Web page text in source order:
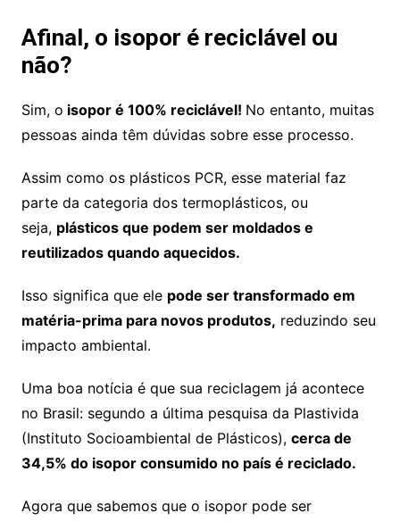
Afinal, o isopor é reciclável ou
não?
Sim, o isopor é 100% reciclável! No entanto, muitas
pessoas ainda têm dúvidas sobre esse processo.
Assim como os plásticos PCR, esse material faz
parte da categoria dos termoplásticos, ou
seja, plásticos que podem ser moldados e
reutilizados quando aquecidos.
Isso significa que ele pode ser transformado em
matéria-prima para novos produtos, reduzindo seu
impacto ambiental.
Uma boa notícia é que sua reciclagem já acontece
no Brasil: segundo a última pesquisa da Plastivida
(Instituto Socioambiental de Plásticos), cerca de
34,5% do isopor consumido no país é reciclado.
Agora que sabemos que o isopor pode ser